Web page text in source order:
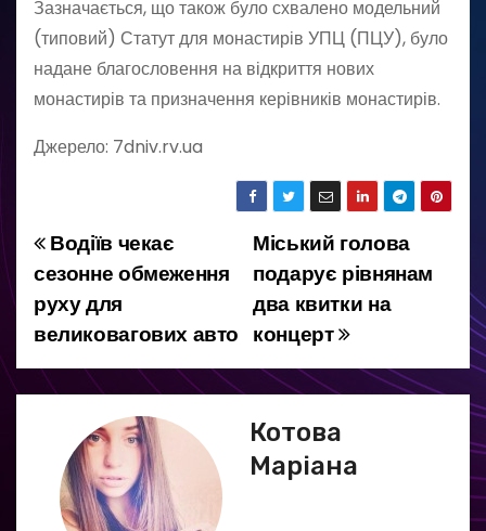
Зазначається, що також було схвалено модельний
(типовий) Статут для монастирів УПЦ (ПЦУ), було
надане благословення на відкриття нових
монастирів та призначення керівників монастирів.
Джерело: 7dniv.rv.ua
Н
а
в
і
Міський голова
подарує рівнянам
два квитки на
концерт
Водіїв чекає
сезонне обмеження
руху для
великовагових авто
Котова
Маріана